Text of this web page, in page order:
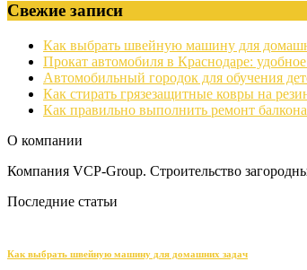
Свежие записи
Как выбрать швейную машину для
Прокат автомобиля в Краснодаре:
Автомобильный городок для обучения
Как стирать грязезащитные ковры на
Как правильно выполнить ремонт
О компании
Компания VCP-Group. Строительство
Последние статьи
Как выбрать швейную машину для домашних задач